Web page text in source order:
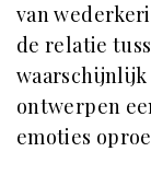
van
de relatie
waarschijnlijk
ontwerpen
emoties